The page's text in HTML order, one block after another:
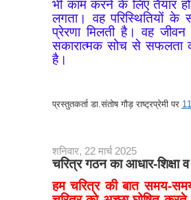
भी काम करने के लिए तैयार
लगता। वह परिस्थितियों
प्रेरणा मिलती है। वह
सकारात्मक सोच से सफलता
है।
प्रस्तुतकर्ताडा.संतोष गौड़ राष्ट्रप्रेमी पर
शनिवार, 22 मार्च 2025
चरित्र गठन का आधार-शिक्षा
हम चरित्र की बात समय-